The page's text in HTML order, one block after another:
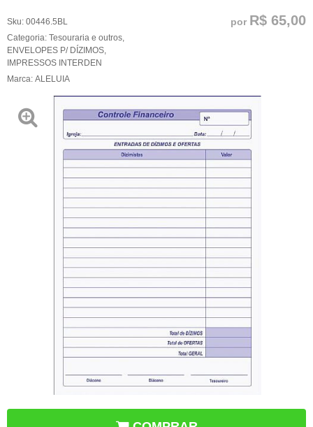
Sku: 00446.5BL
Categoria: Tesouraria e outros
ENVELOPES P/ DÍZIMOS
IMPRESSOS INTERDEN
Marca: ALELUIA
por R$ 65,00